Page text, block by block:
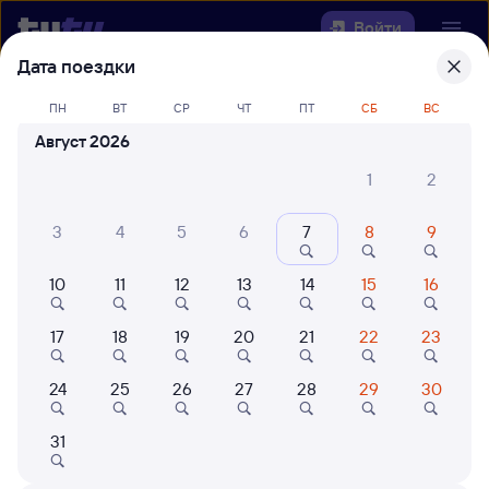
Войти
Выберите день, чтобы найтиж/д
билеты Раздольное — Мучная
42 млн путешествуют с
Когда
Кто едет
Дата поездки
ПН ВТ СР ЧТ ПТ СБ ВС
Август 2026
1
2
3 4 5 6 7 8 9
10 11 12 13 14 15 16
17 18 19 20 21 22 23
24 25 26 27 28 29 30
31